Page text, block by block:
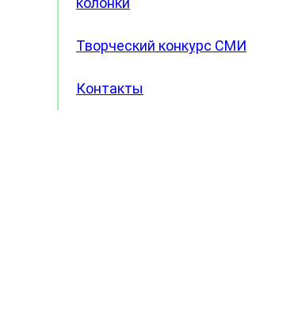
Творческий конкурс СМИ
Контакты